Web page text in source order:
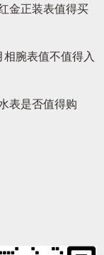
金正装表值得买
腕表值不值得入
表是否值得购